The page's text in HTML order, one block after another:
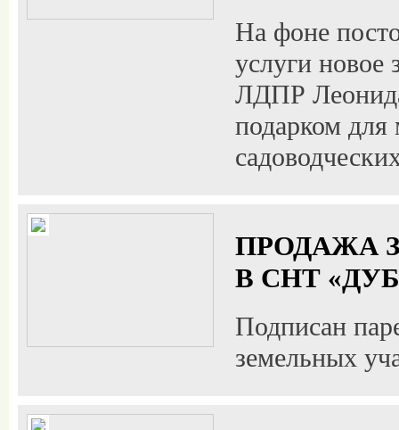
На фоне
услуги новое
ЛДПР
подарком
ПРОДАЖА
В СНТ
Подписан
земельных